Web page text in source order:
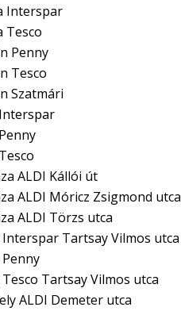
Interspar
Tesco
Penny
Tesco
Szatmári
ALDI Kállói út
ALDI Móricz Zsigmond utca
ALDI Törzs utca
Interspar Tartsay Vilmos utca
Tartsay Vilmos utca
ALDI Demeter utca